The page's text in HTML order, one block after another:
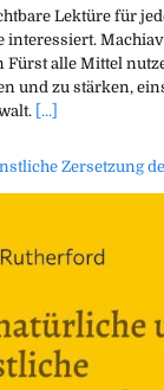
Lektüre für
interessiert.
Fürst alle Mittel
und zu stärken,
[...]
Zersetzung